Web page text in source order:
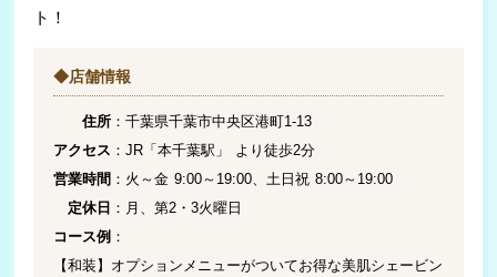
ト！
◆店舗情報
住所 ：千葉県千葉市中央区港町1-13
アクセス ：JR「本千葉駅」 より徒歩2分
営業時間 ：火～金 9:00～19:00、土日祝 8:00～19:00
定休日 ：月、第2・3火曜日
コース例 ：
【和装】オプションメニューがついてお得な美肌シェービン